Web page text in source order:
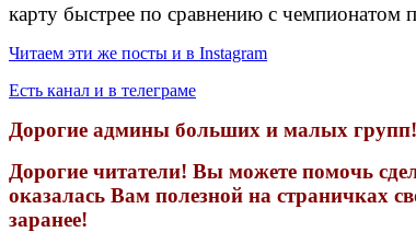
карту быстрее по сравнению с
Читаем эти же посты и в Instagram
Есть канал и в телеграме
Дорогие админы больших и малых групп!
Дорогие читатели! Вы можете помочь
оказалась Вам полезной на страничках
заранее!